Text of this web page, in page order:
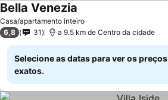
Casa/apartamento inteiro
Bella Venezia
6,8 31 a 9.5 km de Centro da cidade
Selecione as datas para ver os preços
exatos.